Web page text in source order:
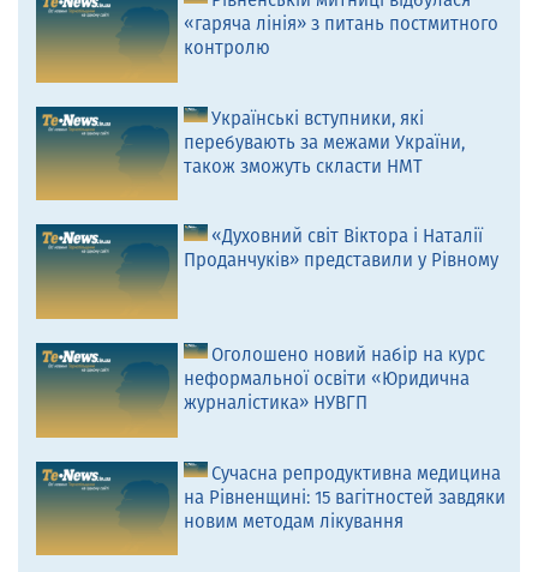
«гаряча лінія» з питань постмитного
контролю
Українські вступники, які
перебувають за межами України,
також зможуть скласти НМТ
«Духовний світ Віктора і Наталії
Проданчуків» представили у Рівному
Оголошено новий набір на курс
неформальної освіти «Юридична
журналістика» НУВГП
Сучасна репродуктивна медицина
на Рівненщині: 15 вагітностей завдяки
новим методам лікування